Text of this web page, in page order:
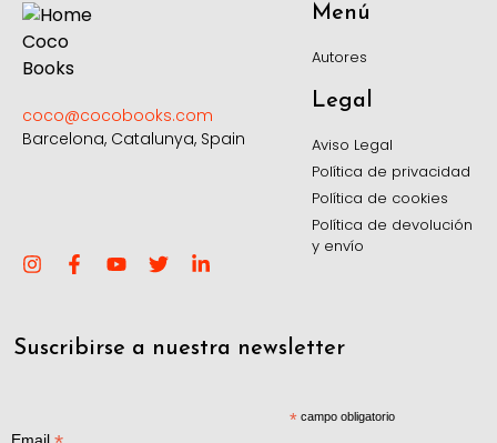
coco@cocobooks.com
Barcelona, Catalunya, Spain
Menú
Autores
Legal
Aviso Legal
Política de privacidad
Política de cookies
Política de devolución
y envío
Suscribirse a nuestra newsletter
*campo obligatorio